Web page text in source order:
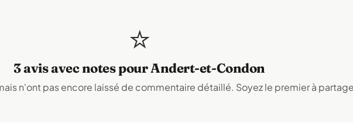
⭐
3 avis avec notes pour Andert-et-Condon
n'ont pas encore laissé de commentaire détaillé. Soyez le premier à